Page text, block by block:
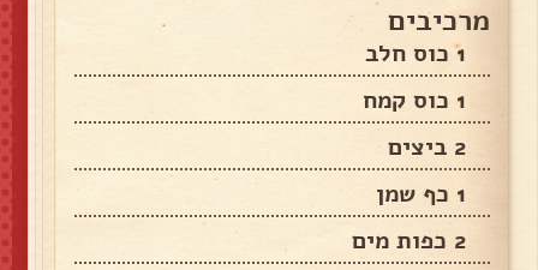
מרכיבים
1 כוס חלב
1 כוס קמח
2 ביצים
1 כף שמן
2 כפות מים